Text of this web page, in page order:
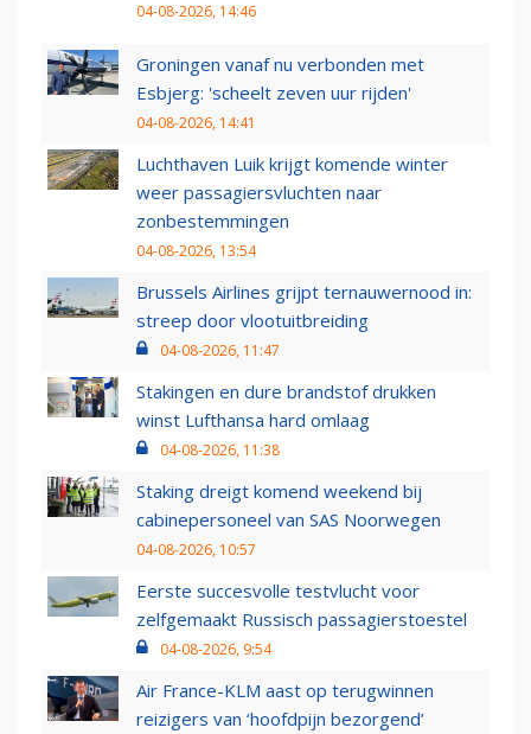
04-08-2026, 14:46
Groningen vanaf nu verbonden met
Esbjerg: 'scheelt zeven uur rijden'
04-08-2026, 14:41
Luchthaven Luik krijgt komende winter
weer passagiersvluchten naar
zonbestemmingen
04-08-2026, 13:54
Brussels Airlines grijpt ternauwernood in:
streep door vlootuitbreiding
04-08-2026, 11:47
Stakingen en dure brandstof drukken
winst Lufthansa hard omlaag
04-08-2026, 11:38
Staking dreigt komend weekend bij
cabinepersoneel van SAS Noorwegen
04-08-2026, 10:57
Eerste succesvolle testvlucht voor
zelfgemaakt Russisch passagierstoestel
04-08-2026, 9:54
Air France-KLM aast op terugwinnen
reizigers van ‘hoofdpijn bezorgend’